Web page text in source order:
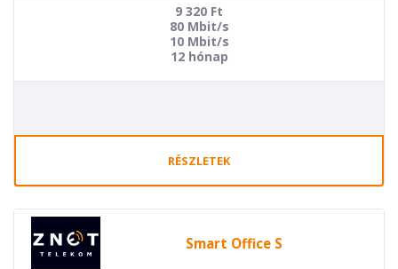
9 320 Ft
80 Mbit/s
10 Mbit/s
12 hónap
RÉSZLETEK
Smart Office S